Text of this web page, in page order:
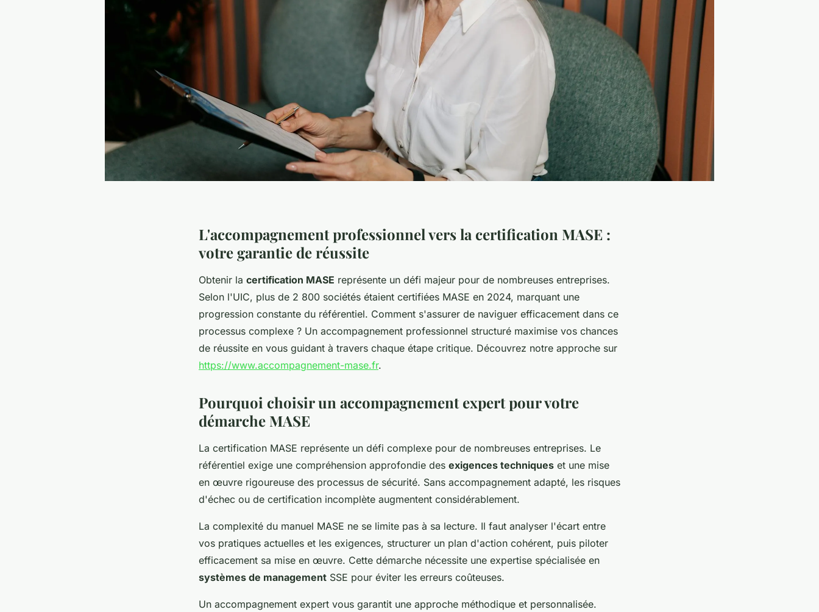
L'accompagnement professionnel vers la certification MASE :
votre garantie de réussite
Obtenir la certification MASE représente un défi majeur pour de nombreuses entreprises.
Selon l'UIC, plus de 2 800 sociétés étaient certifiées MASE en 2024, marquant une
progression constante du référentiel. Comment s'assurer de naviguer efficacement dans ce
processus complexe ? Un accompagnement professionnel structuré maximise vos chances
de réussite en vous guidant à travers chaque étape critique. Découvrez notre approche sur
https://www.accompagnement-mase.fr.
Pourquoi choisir un accompagnement expert pour votre
démarche MASE
La certification MASE représente un défi complexe pour de nombreuses entreprises. Le
référentiel exige une compréhension approfondie des exigences techniques et une mise
en œuvre rigoureuse des processus de sécurité. Sans accompagnement adapté, les risques
d'échec ou de certification incomplète augmentent considérablement.
La complexité du manuel MASE ne se limite pas à sa lecture. Il faut analyser l'écart entre
vos pratiques actuelles et les exigences, structurer un plan d'action cohérent, puis piloter
efficacement sa mise en œuvre. Cette démarche nécessite une expertise spécialisée en
systèmes de management SSE pour éviter les erreurs coûteuses.
Un accompagnement expert vous garantit une approche méthodique et personnalisée.